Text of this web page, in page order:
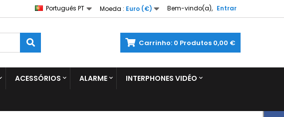
Bem-vindo(a), Entrar
Moeda : Euro (€)
Português PT
Carrinho: 0 Produtos 0,00 €
ACESSÓRIOS ALARME INTERPHONES VIDÉO